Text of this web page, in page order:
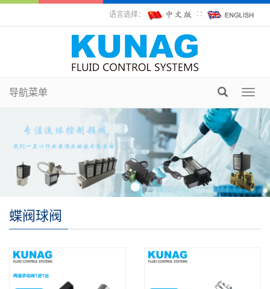
语言选择： ∷
导航菜单
蝶阀球阀